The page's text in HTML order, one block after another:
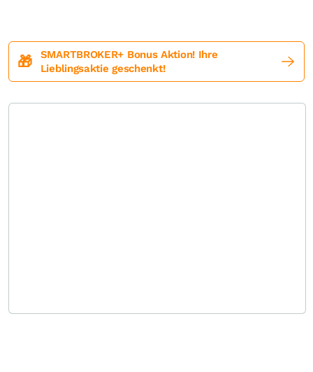
🎁
SMARTBROKER+ Bonus Aktion! Ihre
Lieblingsaktie geschenkt!